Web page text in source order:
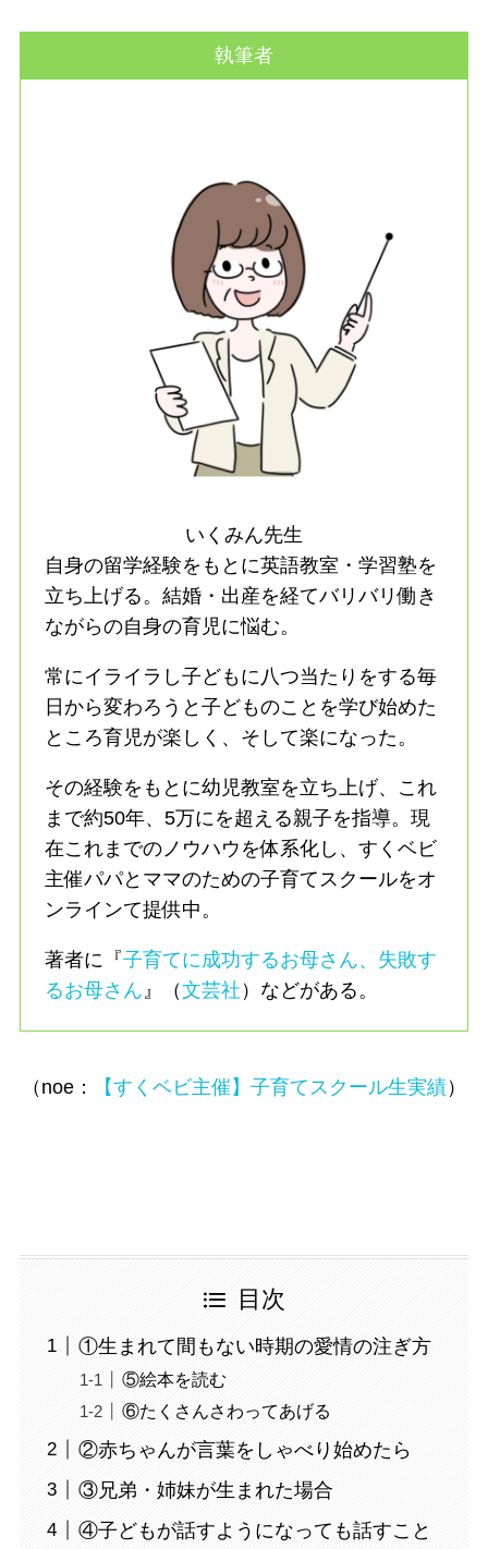
執筆者
いくみん先生
自身の留学経験をもとに英語教室・学習塾を
立ち上げる。結婚・出産を経てバリバリ働き
ながらの自身の育児に悩む。
常にイライラし子どもに八つ当たりをする毎
日から変わろうと子どものことを学び始めた
ところ育児が楽しく、そして楽になった。
その経験をもとに幼児教室を立ち上げ、これ
まで約50年、5万にを超える親子を指導。現
在これまでのノウハウを体系化し、すくベビ
主催パパとママのための子育てスクールをオ
ンラインて提供中。
著者に『子育てに成功するお母さん、失敗す
るお母さん』（文芸社 ）などがある。
（noe： 【すくベビ主催】子育てスクール生実績）
目次
①生まれて間もない時期の愛情の注ぎ方
⑤絵本を読む
⑥たくさんさわってあげる
②赤ちゃんが言葉をしゃべり始めたら
③兄弟・姉妹が生まれた場合
④子どもが話すようになっても話すこと